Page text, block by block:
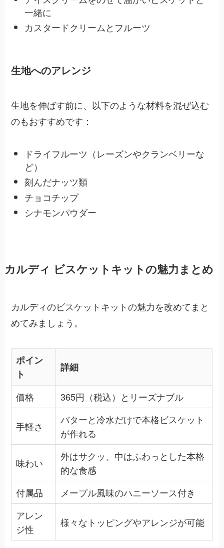
一緒に
カスタードクリームとフルーツ
生地へのアレンジ
生地を伸ばす前に、以下のような材料を混ぜ込む
のもおすすめです：
ドライフルーツ（レーズンやクランベリーな
ど）
刻んだナッツ類
チョコチップ
シナモンパウダー
カルディ ビスケットキットの魅力まとめ
カルディのビスケットキットの魅力を改めてまと
めてみましょう。
ポイン
ト
詳細
価格 365円（税込）とリーズナブル
手軽さ
バターと冷水だけで本格ビスケット
が作れる
味わい
外はサクッ、中はふわっとした本格
的な食感
付属品
メープル風味のハニーソース付き
アレン
ジ性
様々なトッピングやアレンジが可能